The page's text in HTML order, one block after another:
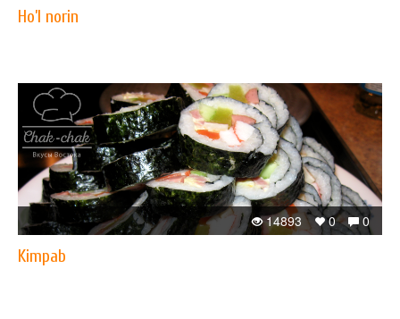
Ho’l norin
0
0
14893
Kimpab